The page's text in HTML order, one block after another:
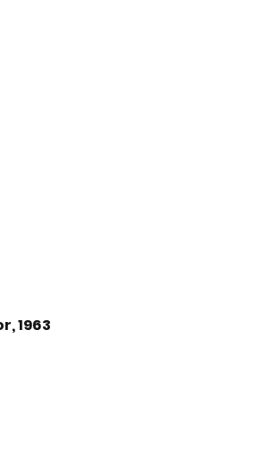
1963